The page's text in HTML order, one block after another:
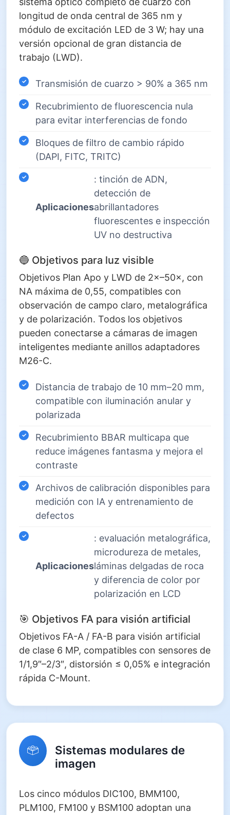
longitud de onda central de 365 nm y
módulo de excitación LED de 3 W; hay una
versión opcional de gran distancia de
trabajo (LWD).
Transmisión de cuarzo > 90% a 365 nm
Recubrimiento de fluorescencia nula
para evitar interferencias de fondo
Bloques de filtro de cambio rápido
(DAPI, FITC, TRITC)
Aplicaciones
: tinción de ADN,
detección de
abrillantadores
fluorescentes e inspección
UV no destructiva
🔵 Objetivos para luz visible
Objetivos Plan Apo y LWD de 2×–50×, con
NA máxima de 0,55, compatibles con
observación de campo claro, metalográfica
y de polarización. Todos los objetivos
pueden conectarse a cámaras de imagen
inteligentes mediante anillos adaptadores
M26-C.
Distancia de trabajo de 10 mm–20 mm,
compatible con iluminación anular y
polarizada
Recubrimiento BBAR multicapa que
reduce imágenes fantasma y mejora el
contraste
Archivos de calibración disponibles para
medición con IA y entrenamiento de
defectos
Aplicaciones
: evaluación metalográfica,
microdureza de metales,
láminas delgadas de roca
y diferencia de color por
polarización en LCD
🎯 Objetivos FA para visión artificial
Objetivos FA-A / FA-B para visión artificial
de clase 6 MP, compatibles con sensores de
1/1,9″–2/3″, distorsión ≤ 0,05% e integración
rápida C-Mount.
Sistemas modulares de
imagen
Los cinco módulos DIC100, BMM100,
PLM100, FM100 y BSM100 adoptan una